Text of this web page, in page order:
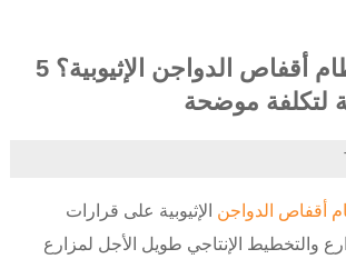
ما هو سعر نظام أقفاص الدواجن الإثيوبية؟ 5
لتكلفة موضحة
أقفاص الدواجن الإثيوبية على قرارات
والتخطيط الإنتاجي طويل الأجل لمزارع